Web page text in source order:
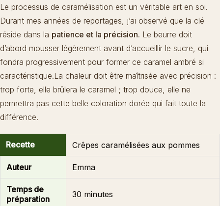
Le processus de caramélisation est un véritable art en soi.
Durant mes années de reportages, j’ai observé que la clé
réside dans la patience et la précision. Le beurre doit
d’abord mousser légèrement avant d’accueillir le sucre, qui
fondra progressivement pour former ce caramel ambré si
caractéristique.La chaleur doit être maîtrisée avec précision :
trop forte, elle brûlera le caramel ; trop douce, elle ne
permettra pas cette belle coloration dorée qui fait toute la
différence.
Recette Crêpes caramélisées aux pommes
Auteur Emma
Temps de
préparation
30 minutes